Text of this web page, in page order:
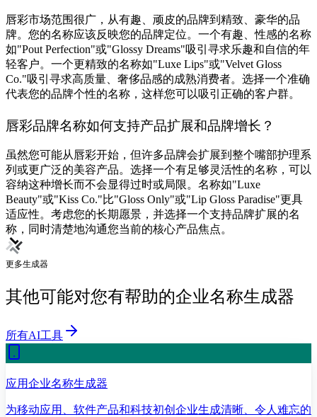
唇彩市场范围很广，从有趣、顽皮的品牌到精致、豪华的品
牌。您的名称应该反映您的品牌定位。一个有趣、性感的名称
如"Pout Perfection"或"Glossy Dreams"吸引寻求乐趣和自信的年
轻客户。一个更精致的名称如"Luxe Lips"或"Velvet Gloss
Co."吸引寻求高质量、奢侈品感的成熟消费者。选择一个准确
代表您的品牌个性的名称，这样您可以吸引正确的客户群。
唇彩品牌名称如何支持产品扩展和品牌增长？
虽然您可能从唇彩开始，但许多品牌会扩展到整个嘴部护理系
列或更广泛的美容产品。选择一个有足够灵活性的名称，可以
容纳这种增长而不会显得过时或局限。名称如"Luxe
Beauty"或"Kiss Co."比"Gloss Only"或"Lip Gloss Paradise"更具
适应性。考虑您的长期愿景，并选择一个支持品牌扩展的名
称，同时清楚地沟通您当前的核心产品焦点。
更多生成器
其他可能对您有帮助的企业名称生成器
所有AI工具
应用企业名称生成器
为移动应用、软件产品和科技初创企业生成清晰、令人难忘的